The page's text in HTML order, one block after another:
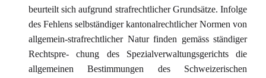
beurteilt sich aufgrund strafrechtlicher Grundsätze. Infolge
des Fehlens selbständiger kantonalrechtlicher Normen von
allgemein-strafrechtlicher Natur finden gemäss ständiger
Rechtspre- chung des Spezialverwaltungsgerichts die
allgemeinen Bestimmungen des Schweizerischen